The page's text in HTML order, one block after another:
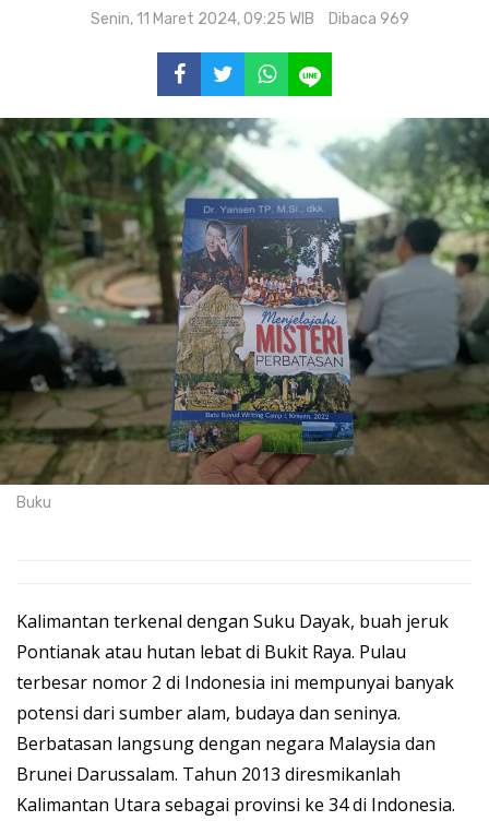
Senin, 11 Maret 2024, 09:25 WIB Dibaca 969
Buku
Kalimantan terkenal dengan Suku Dayak, buah jeruk
Pontianak atau hutan lebat di Bukit Raya. Pulau
terbesar nomor 2 di Indonesia ini mempunyai banyak
potensi dari sumber alam, budaya dan seninya.
Berbatasan langsung dengan negara Malaysia dan
Brunei Darussalam. Tahun 2013 diresmikanlah
Kalimantan Utara sebagai provinsi ke 34 di Indonesia.